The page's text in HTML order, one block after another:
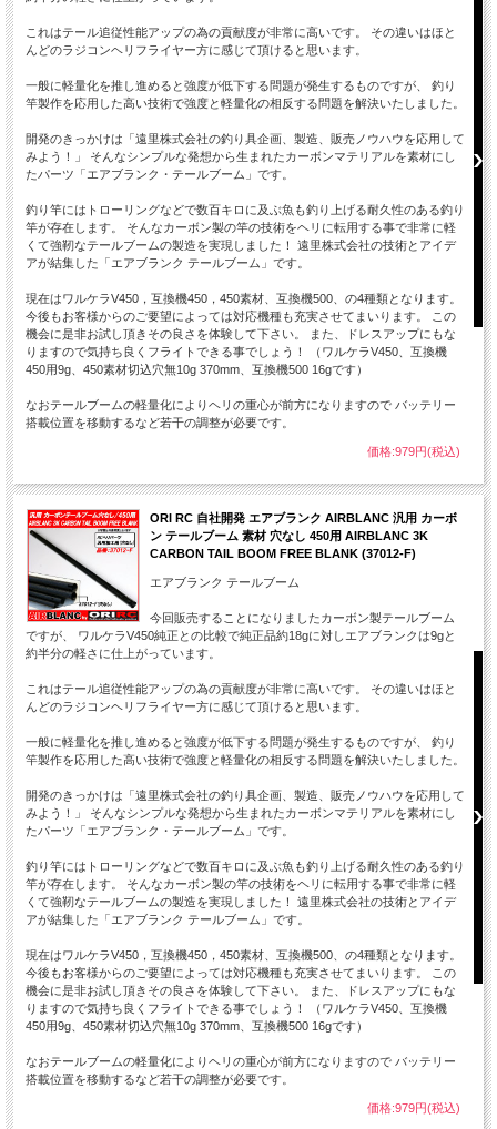
これはテール追従性能アップの為の貢献度が非常に高いです。 その違いはほと
んどのラジコンヘリフライヤー方に感じて頂けると思います。
一般に軽量化を推し進めると強度が低下する問題が発生するものですが、 釣り
竿製作を応用した高い技術で強度と軽量化の相反する問題を解決いたしました。
開発のきっかけは「遠里株式会社の釣り具企画、製造、販売ノウハウを応用して
みよう！」 そんなシンプルな発想から生まれたカーボンマテリアルを素材にし
たパーツ「エアブランク・テールブーム」です。
釣り竿にはトローリングなどで数百キロに及ぶ魚も釣り上げる耐久性のある釣り
竿が存在します。 そんなカーボン製の竿の技術をヘリに転用する事で非常に軽
くて強靭なテールブームの製造を実現しました！ 遠里株式会社の技術とアイデ
アが結集した「エアブランク テールブーム」です。
現在はワルケラV450，互換機450，450素材、互換機500、の4種類となります。
今後もお客様からのご要望によっては対応機種も充実させてまいります。 この
機会に是非お試し頂きその良さを体験して下さい。 また、ドレスアップにもな
りますので気持ち良くフライトできる事でしょう！ （ワルケラV450、互換機
450用9g、450素材切込穴無10g 370mm、互換機500 16gです）
なおテールブームの軽量化によりヘリの重心が前方になりますので バッテリー
搭載位置を移動するなど若干の調整が必要です。
価格:979円(税込)
ORI RC 自社開発 エアブランク AIRBLANC 汎用 カーボ
ン テールブーム 素材 穴なし 450用 AIRBLANC 3K
CARBON TAIL BOOM FREE BLANK (37012-F)
エアブランク テールブーム
今回販売することになりましたカーボン製テールブーム
ですが、 ワルケラV450純正との比較で純正品約18gに対しエアブランクは9gと
約半分の軽さに仕上がっています。
これはテール追従性能アップの為の貢献度が非常に高いです。 その違いはほと
んどのラジコンヘリフライヤー方に感じて頂けると思います。
一般に軽量化を推し進めると強度が低下する問題が発生するものですが、 釣り
竿製作を応用した高い技術で強度と軽量化の相反する問題を解決いたしました。
開発のきっかけは「遠里株式会社の釣り具企画、製造、販売ノウハウを応用して
みよう！」 そんなシンプルな発想から生まれたカーボンマテリアルを素材にし
たパーツ「エアブランク・テールブーム」です。
釣り竿にはトローリングなどで数百キロに及ぶ魚も釣り上げる耐久性のある釣り
竿が存在します。 そんなカーボン製の竿の技術をヘリに転用する事で非常に軽
くて強靭なテールブームの製造を実現しました！ 遠里株式会社の技術とアイデ
アが結集した「エアブランク テールブーム」です。
現在はワルケラV450，互換機450，450素材、互換機500、の4種類となります。
今後もお客様からのご要望によっては対応機種も充実させてまいります。 この
機会に是非お試し頂きその良さを体験して下さい。 また、ドレスアップにもな
りますので気持ち良くフライトできる事でしょう！ （ワルケラV450、互換機
450用9g、450素材切込穴無10g 370mm、互換機500 16gです）
なおテールブームの軽量化によりヘリの重心が前方になりますので バッテリー
搭載位置を移動するなど若干の調整が必要です。
価格:979円(税込)